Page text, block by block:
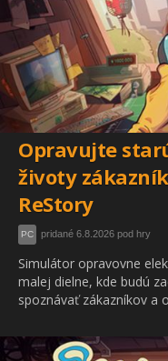
Opravujte
životy
ReStory
PC pridané 6.8.2026 pod hry
Simulátor opravovne
malej dielne, kde budú
spoznávať zákazníkov a